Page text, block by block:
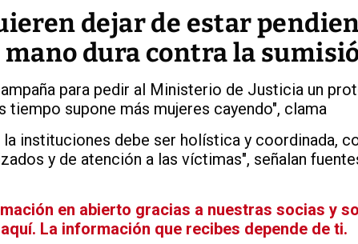
dejar de estar
mano dura contra la
para pedir al Ministerio de Justicia un
tiempo supone más mujeres cayendo", clama
instituciones debe ser holística y coordinada,
y de atención a las víctimas", señalan
en abierto gracias a nuestras socias y
La información que recibes depende de ti.